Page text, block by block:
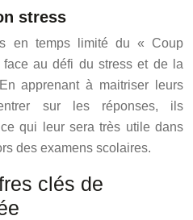
stress
en temps limité du « Coup
au défi du stress et de la
apprenant à maitriser leurs
sur les réponses, ils
qui leur sera très utile dans
des examens scolaires.
clés de